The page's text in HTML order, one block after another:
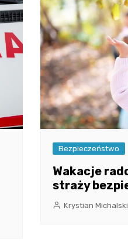
Bezpieczeństwo
Wakacje
straży
Krystian Michalski